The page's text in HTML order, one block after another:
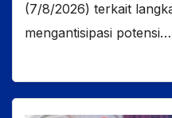
(7/8/2026) terkait
mengantisipasi potensi…